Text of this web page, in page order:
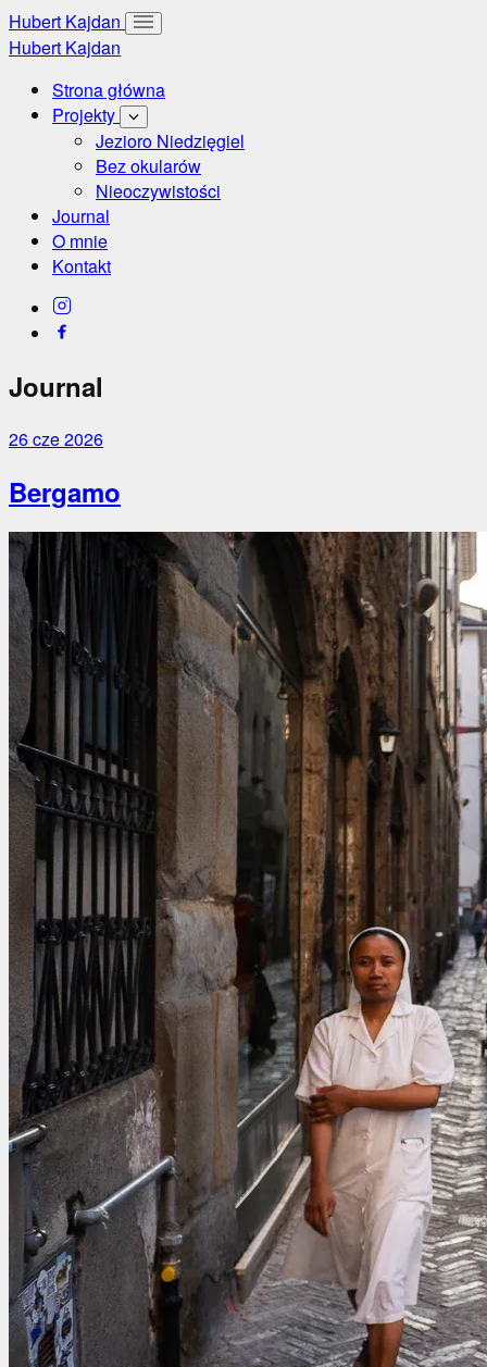
Hubert Kajdan
Hubert Kajdan
Strona główna
Projekty
Jezioro Niedzięgiel
Bez okularów
Nieoczywistości
Journal
O mnie
Kontakt
Journal
26 cze 2026
Bergamo